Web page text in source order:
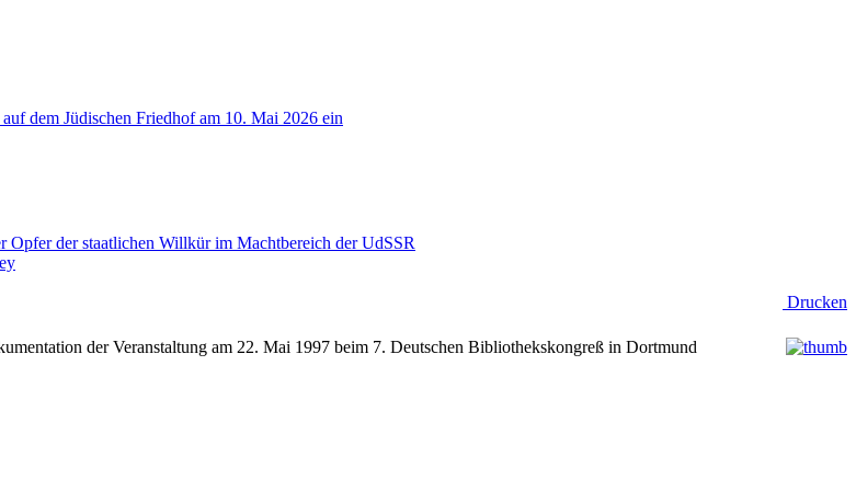
dem Jüdischen Friedhof am 10. Mai 2026 ein
Opfer der staatlichen Willkür im Machtbereich der UdSSR
Drucken
der Veranstaltung am 22. Mai 1997 beim 7. Deutschen Bibliothekskongreß in Dortmund